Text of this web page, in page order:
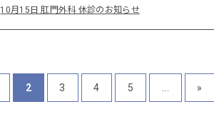
10月15日 肛門外科 休診のお知らせ
2 3 4 5 »